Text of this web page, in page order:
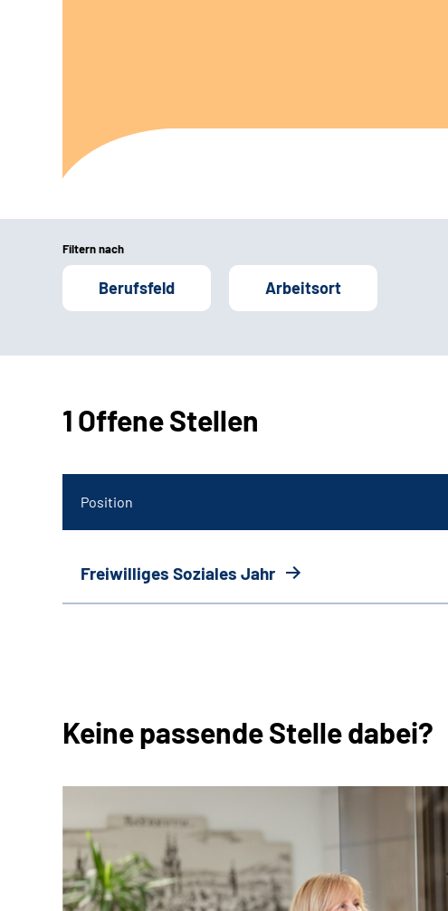
Filtern nach
Berufsfeld Arbeitsort
1 Offene Stellen
Position
Freiwilliges Soziales Jahr
Keine passende Stelle dabei?